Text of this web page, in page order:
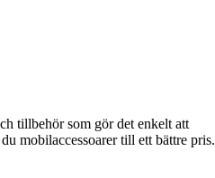
tillbehör som gör det enkelt att
mobilaccessoarer till ett bättre pris.